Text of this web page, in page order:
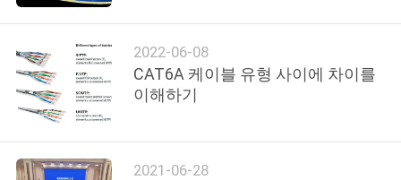
리
에
대
여
2022-06-08
CAT6A 케이블 유형 사이에 차이를
이해하기
2021-06-28